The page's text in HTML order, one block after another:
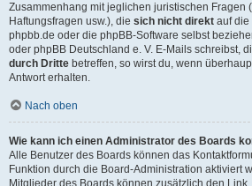
Zusammenhang mit jeglichen juristischen Fragen
Haftungsfragen usw.), die sich nicht direkt auf die
phpbb.de oder die phpBB-Software selbst
oder phpBB Deutschland e. V. E-Mails schreibst,
durch Dritte betreffen, so wirst du, wenn
Antwort erhalten.
Nach oben
Wie kann ich einen Administrator des Boards
Alle Benutzer des Boards können das
Funktion durch die Board-Administration aktiviert
Mitglieder des Boards können zusätzlich den Link